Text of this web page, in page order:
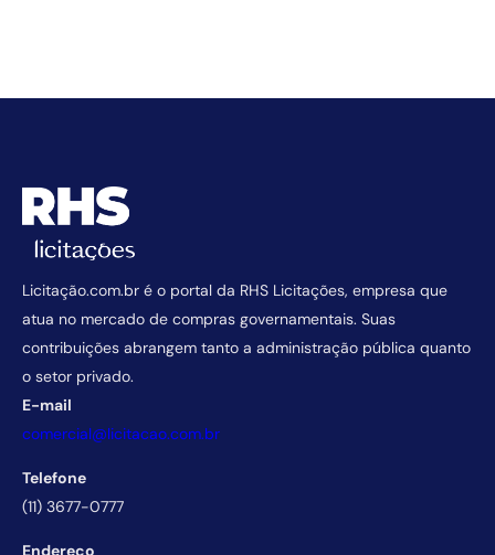
Licitação.com.br é o portal da RHS Licitações, empresa que
atua no mercado de compras governamentais. Suas
contribuições abrangem tanto a administração pública quanto
o setor privado.
E-mail
comercial@licitacao.com.br
Telefone
(11) 3677-0777
Endereço